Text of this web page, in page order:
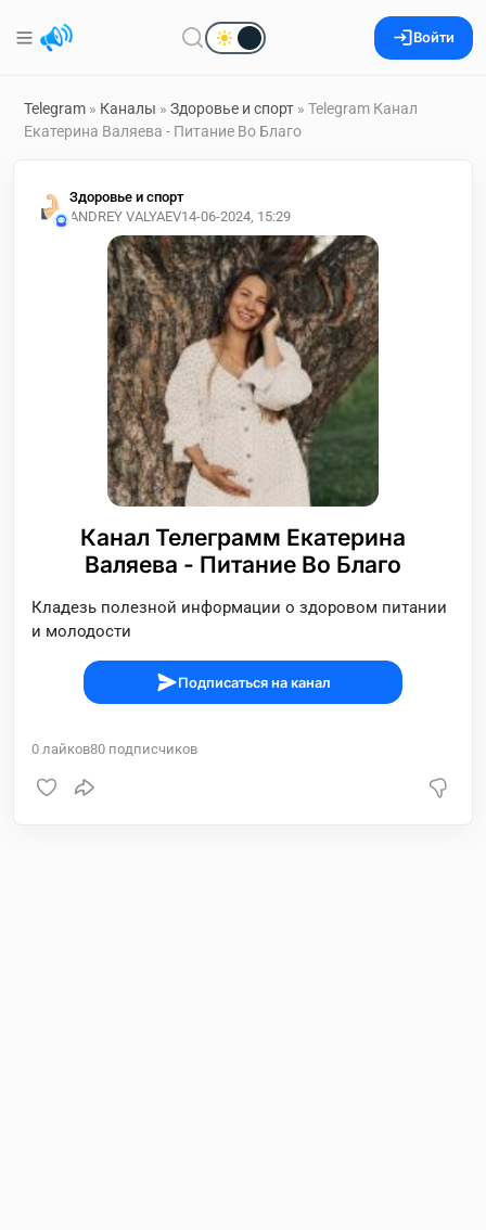
Войти
Telegram » Каналы » Здоровье и спорт » Telegram Канал
Екатерина Валяева - Питание Во Благо
Здоровье и спорт
ANDREY VALYAEV14-06-2024, 15:29
Канал Телеграмм Екатерина
Валяева - Питание Во Благо
Кладезь полезной информации о здоровом питании
и молодости
Подписаться на канал
0 лайков80 подписчиков